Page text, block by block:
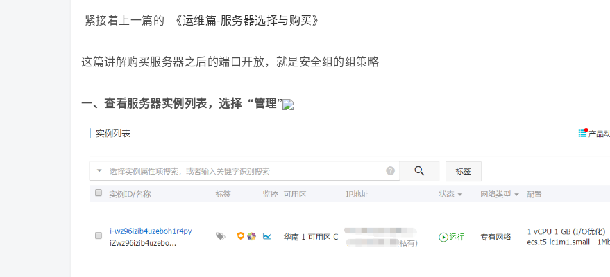
紧接着上一篇的 《运维篇-服务器选择与购买》
这篇讲解购买服务器之后的端口开放，就是安全组的组策略
一、查看服务器实例列表，选择 “管理”